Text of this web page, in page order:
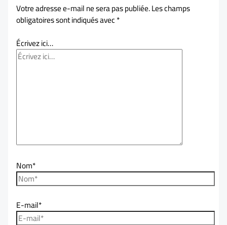
Votre adresse e-mail ne sera pas publiée.Les champs
obligatoires sont indiqués avec*
Écrivez ici…
Nom*
E-mail*